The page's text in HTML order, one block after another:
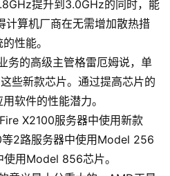
提升到3.0GHz的同时，能
算机厂商在无需增加散热措
性能。
的高级主管格雷厄姆说，单
些新款芯片。通过提高芯片的
软件的性能潜力。
X2100服务器中使用新款
2路服务器中使用Model 256
用Model 856芯片。